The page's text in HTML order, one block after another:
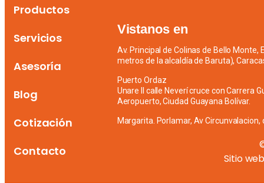
Productos
Servicios
Asesoría
Blog
Cotización
Contacto
Vistanos en
Av. Principal de Colinas de Bello Monte,
metros de la alcaldía de Baruta),
Puerto Ordaz
Unare II calle Neverí cruce con Carrera
Aeropuerto, Ciudad Guayana Bolívar.
Margarita. Porlamar, Av Circunvalacion,
Sitio